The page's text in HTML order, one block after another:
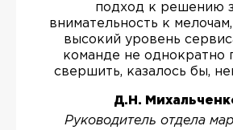
подход к решению
внимательность к
высокий уровень
команде не однократно
свершить, казалось бы,
Д.Н.
Руководитель отдела